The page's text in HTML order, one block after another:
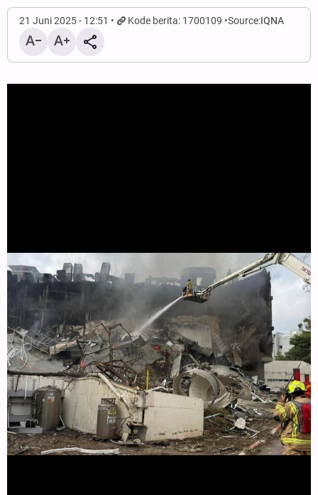
21 Juni 2025 - 12:51 Kode berita: 1700109 Source:IQNA